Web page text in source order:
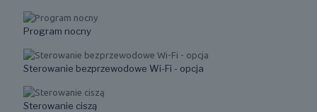
Program nocny
Sterowanie bezprzewodowe Wi-Fi - opcja
Sterowanie ciszą